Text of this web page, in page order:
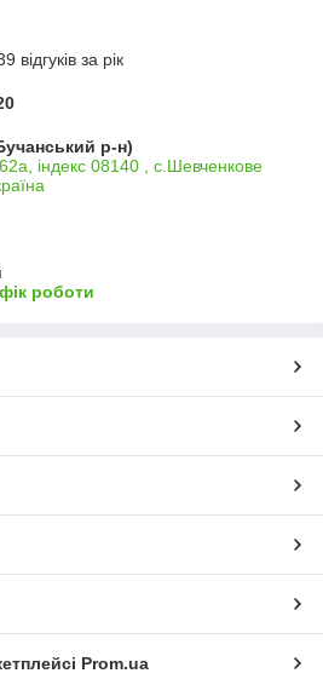
відгуків за рік
р-н)
індекс 08140 , с.Шевченкове
роботи
Prom.ua